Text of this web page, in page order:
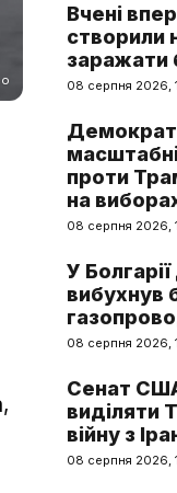
Вчені
створили
заражати
08 серпня 2026,
проти
на
08 серпня 2026,
У
вибухнув
08 серпня 2026,
Сенат
виділяти
війну з
08 серпня 2026,